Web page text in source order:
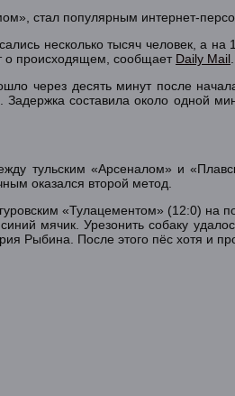
стал популярным интернет-
несколько тысяч человек, а на
о происходящем, сообщает Daily Mail
через десять минут после
Задержка составила около одной
тульским «Арсеналом» и
оказался второй метод.
«Тулацементом» (12:0) на
мячик. Урезонить собаку
Рыбина. После этого пёс хотя и